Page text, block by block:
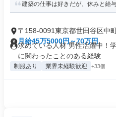
建築の仕事は好きだが、休みと給
〒158-0091東京都世田谷区中
月給45万5000円～70万円
求めている人材 男性活躍中！
に関わったことのある経験...
制服あり 業界未経験歓迎 +33個